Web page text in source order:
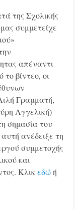
της Σχολικής
συμμετείχε
απέναντι
βίντεο, οι
Γραμματή,
Αγγελική)
σημασία του
ανέδειξε τη
συμμετοχής
και
Κλικεδώή